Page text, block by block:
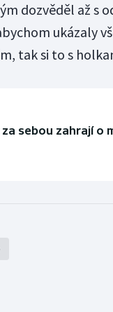
dozvěděl až s
ukázaly
tak si to s
za sebou zahrají o